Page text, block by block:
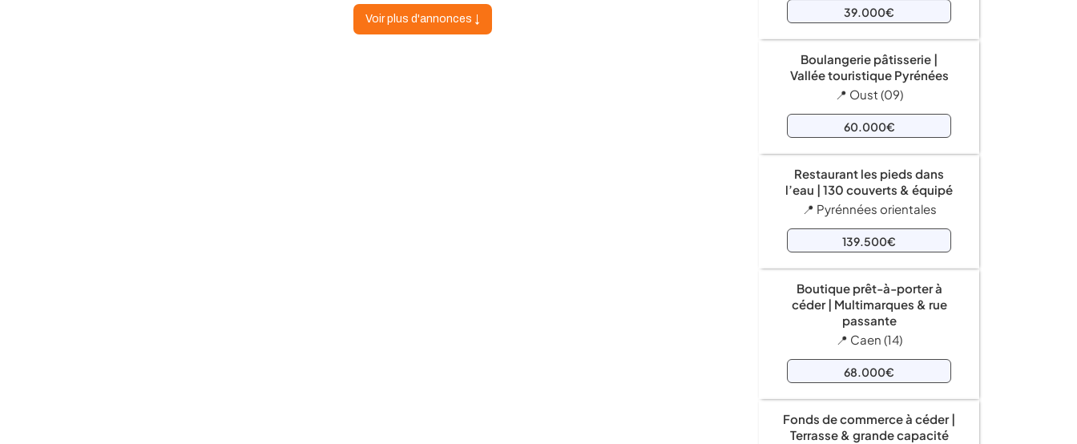
Voir plus d'annonces ↓ 39.000€
Boulangerie pâtisserie |
Vallée touristique Pyrénées
📍 Oust (09)
60.000€
Restaurant les pieds dans
l’eau | 130 couverts & équipé
📍 Pyrénnées orientales
139.500€
Boutique prêt-à-porter à
céder | Multimarques & rue
passante
📍 Caen (14)
68.000€
Fonds de commerce à céder |
Terrasse & grande capacité